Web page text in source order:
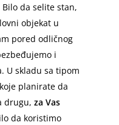
da selite stan,
objekat u
pored odličnog
i
U skladu sa tipom
planirate da
drugu,za Vas
da koristimo